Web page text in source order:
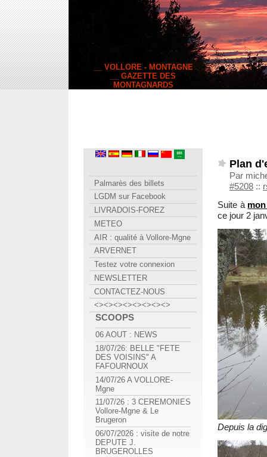
__ VOLLORE - MONTAGNE
__ GAZETTE DES
MONTAGNARDS
Plan
Par
#5208 ::
Suite à
ce jour 2
Depuis la
Palmarès des billets
LGDM sur Facebook
LIVRADOIS-FOREZ
METEO
AIR : qualité à Vollore-Mgne
ARVERNET
Testez votre connexion
NEWSLETTER
CONTACTEZ-NOUS
<><><><><><><><>
SCOOPS
06 AOUT : NEWS
18/07/26: BELLE "FETE
DES VOISINS" A
FAFOURNOUX
14/07/26 A VOLLORE-
Mgne
11/07/26 : 3 CEREMONIES
Vollore-Mgne & Le
Brugeron
06/07/2026 : visite de notre
DEPUTE J.
BRUGEROLLES